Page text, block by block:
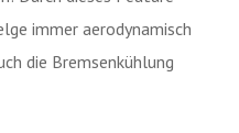
immer aerodynamisch
die Bremsenkühlung